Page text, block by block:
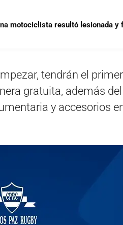
motociclista resultó lesionada y
tendrán el
gratuita, además del
y accesorios